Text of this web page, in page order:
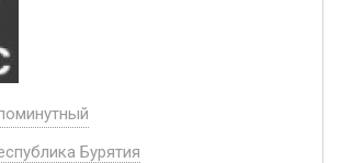
Бурятия